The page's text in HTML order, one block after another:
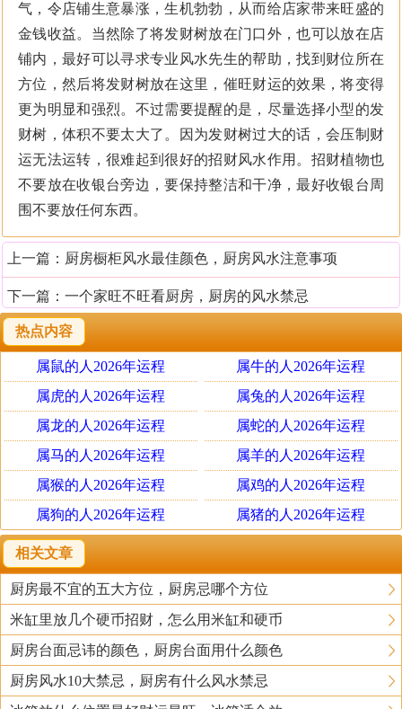
气，令店铺生意暴涨，生机勃勃，从而给店家带来旺盛的
金钱收益。当然除了将发财树放在门口外，也可以放在店
铺内，最好可以寻求专业风水先生的帮助，找到财位所在
方位，然后将发财树放在这里，催旺财运的效果，将变得
更为明显和强烈。不过需要提醒的是，尽量选择小型的发
财树，体积不要太大了。因为发财树过大的话，会压制财
运无法运转，很难起到很好的招财风水作用。招财植物也
不要放在收银台旁边，要保持整洁和干净，最好收银台周
围不要放任何东西。
上一篇： 厨房橱柜风水最佳颜色，厨房风水注意事项
下一篇： 一个家旺不旺看厨房，厨房的风水禁忌
热点内容
属鼠的人2026年运程
属牛的人2026年运程
属虎的人2026年运程
属兔的人2026年运程
属龙的人2026年运程
属蛇的人2026年运程
属马的人2026年运程
属羊的人2026年运程
属猴的人2026年运程
属鸡的人2026年运程
属狗的人2026年运程
属猪的人2026年运程
相关文章
厨房最不宜的五大方位，厨房忌哪个方位
米缸里放几个硬币招财，怎么用米缸和硬币
厨房台面忌讳的颜色，厨房台面用什么颜色
厨房风水10大禁忌，厨房有什么风水禁忌